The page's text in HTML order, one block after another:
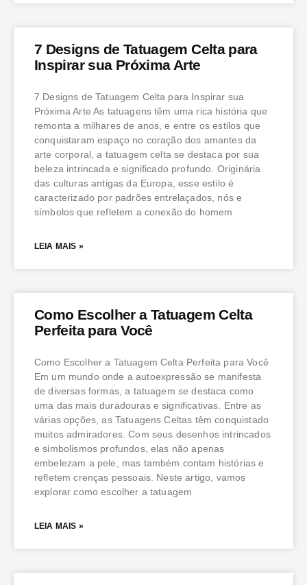
7 Designs de Tatuagem Celta para
Inspirar sua Próxima Arte
7 Designs de Tatuagem Celta para Inspirar sua
Próxima Arte As tatuagens têm uma rica história que
remonta a milhares de anos, e entre os estilos que
conquistaram espaço no coração dos amantes da
arte corporal, a tatuagem celta se destaca por sua
beleza intrincada e significado profundo. Originária
das culturas antigas da Europa, esse estilo é
caracterizado por padrões entrelaçados, nós e
símbolos que refletem a conexão do homem
LEIA MAIS »
Como Escolher a Tatuagem Celta
Perfeita para Você
Como Escolher a Tatuagem Celta Perfeita para Você
Em um mundo onde a autoexpressão se manifesta
de diversas formas, a tatuagem se destaca como
uma das mais duradouras e significativas. Entre as
várias opções, as Tatuagens Celtas têm conquistado
muitos admiradores. Com seus desenhos intrincados
e simbolismos profundos, elas não apenas
embelezam a pele, mas também contam histórias e
refletem crenças pessoais. Neste artigo, vamos
explorar como escolher a tatuagem
LEIA MAIS »